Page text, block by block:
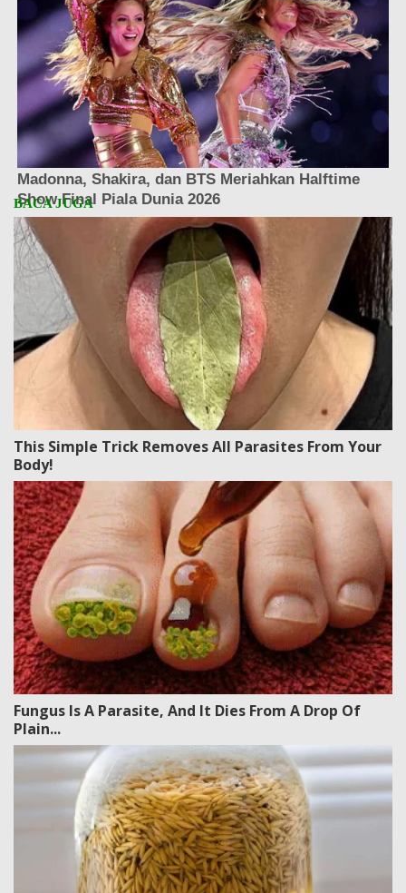
This Simple Trick Removes All Parasites From Your
Body!
Fungus Is A Parasite, And It Dies From A Drop Of
Plain...